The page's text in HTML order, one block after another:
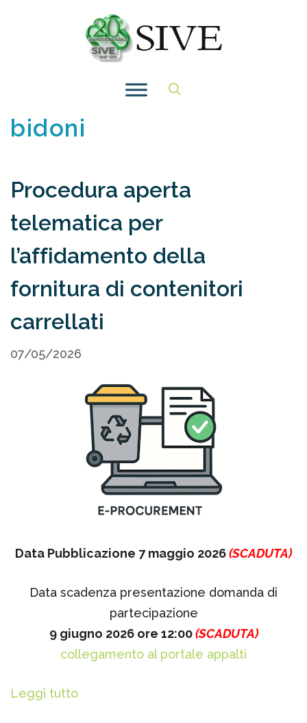
bidoni
Procedura aperta
telematica per
l’affidamento della
fornitura di contenitori
carrellati
07/05/2026
Data Pubblicazione 7 maggio 2026(SCADUTA)
Data scadenza presentazione domanda di
partecipazione
9 giugno 2026 ore 12:00(SCADUTA)
collegamento al portale appalti
Leggi tutto